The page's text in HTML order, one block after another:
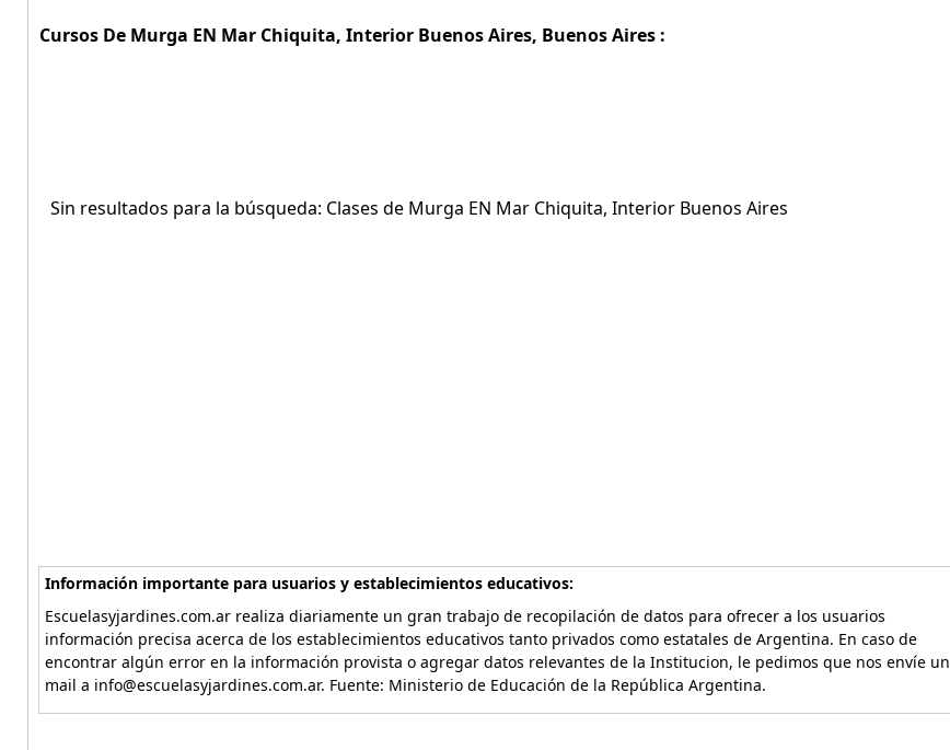
Cursos De Murga EN Mar Chiquita, Interior Buenos Aires, Buenos Aires :
Sin resultados para la búsqueda: Clases de Murga EN Mar Chiquita, Interior Buenos Aires
Información importante para usuarios y establecimientos educativos:
Escuelasyjardines.com.ar realiza diariamente un gran trabajo de recopilación de datos para ofrecer a los usuarios
información precisa acerca de los establecimientos educativos tanto privados como estatales de Argentina. En caso de
encontrar algún error en la información provista o agregar datos relevantes de la Institucion, le pedimos que nos envíe un
mail a info@escuelasyjardines.com.ar. Fuente: Ministerio de Educación de la República Argentina.